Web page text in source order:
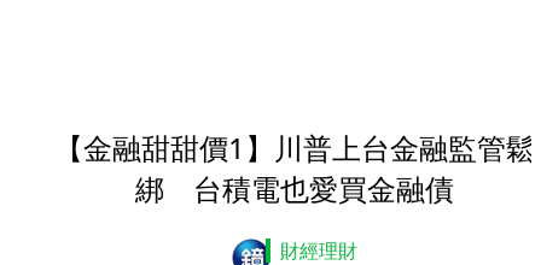
【金融甜甜價1】川普上台金融監管鬆
綁 台積電也愛買金融債
財經理財